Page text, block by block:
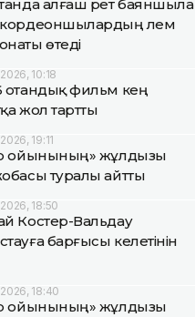
алғаш рет
әлем
өтеді
10:18
отандық фильм кең
жол тартты
19:11
ойынының» жұлдызы
туралы айтты
18:50
Костер-Вальдау
барғысы келетінін
18:40
ойынының» жұлдызы